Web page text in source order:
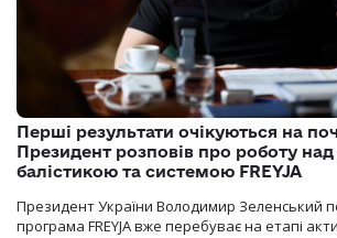
Перші результати очікуються на
Президент розповів про роботу
балістикою та системою FREYJA
Президент України Володимир Зеленський
програма FREYJA вже перебуває на етапі